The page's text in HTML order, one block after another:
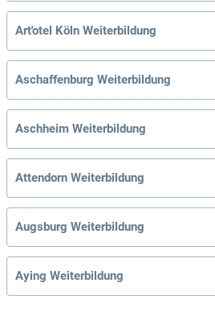
Art'otel Köln Weiterbildung
Aschaffenburg Weiterbildung
Aschheim Weiterbildung
Attendorn Weiterbildung
Augsburg Weiterbildung
Aying Weiterbildung